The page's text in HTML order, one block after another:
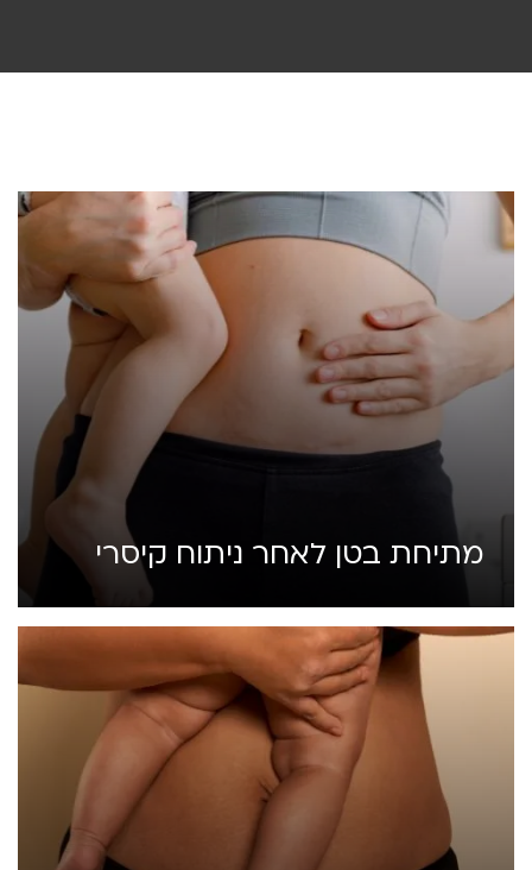
מתיחת בטן לאחר ניתוח קיסרי